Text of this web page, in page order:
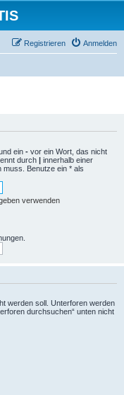
Anmelden
Registrieren
ein - vor ein Wort, das nicht
durch | innerhalb einer
muss. Benutze ein * als
verwenden
werden soll. Unterforen werden
durchsuchen“ unten nicht